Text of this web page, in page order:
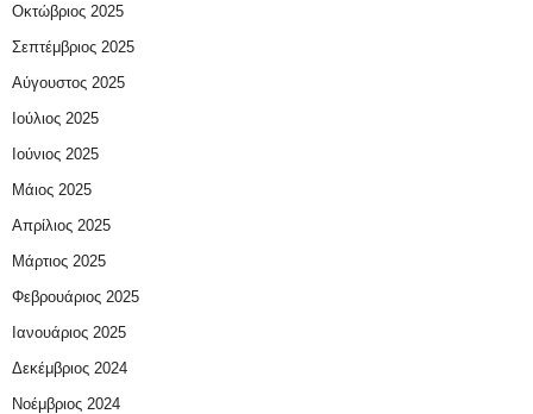
Οκτώβριος 2025
Σεπτέμβριος 2025
Αύγουστος 2025
Ιούλιος 2025
Ιούνιος 2025
Μάιος 2025
Απρίλιος 2025
Μάρτιος 2025
Φεβρουάριος 2025
Ιανουάριος 2025
Δεκέμβριος 2024
Νοέμβριος 2024